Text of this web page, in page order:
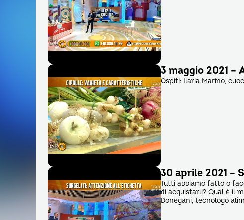
3 maggio 2021 –
Ospiti: Ilaria Marino,
30 aprile 2021 –
Tutti abbiamo fatto o
di acquistarli? Qual è il
Donegani, tecnologo